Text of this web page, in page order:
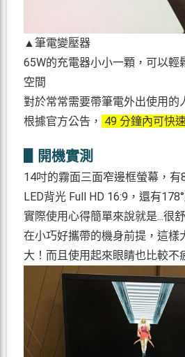
▲筆電變壓器
65W的充電器小小一顆，可以輕
空間
對於常常需要帶筆電外出使用的
根據官方公告， 49 分鐘內可快
▋開機實測
14吋的霧面三面窄邊框螢幕，有
LED背光 Full HD 16:9，還有
實際使用心得簡單來說就是...很舒
在小巧好攜帶的機身前提，這樣
大！而且使用起來眼睛也比較不